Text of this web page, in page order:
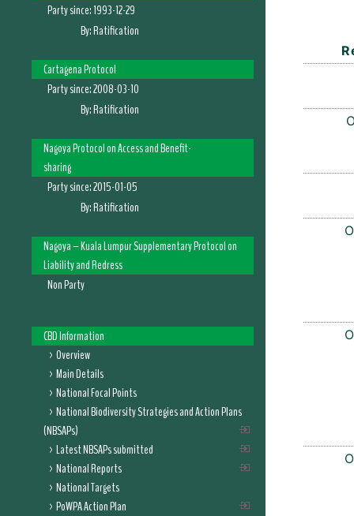
Party since:1993-12-29
By:Ratification
Cartagena Protocol
Party since:2008-03-10
By:Ratification
Nagoya Protocol on Access and Benefit-
sharing
Party since:2015-01-05
By:Ratification
Nagoya – Kuala Lumpur Supplementary Protocol on
Liability and Redress
Non Party
CBD Information
Overview
Main Details
National Focal Points
National Biodiversity Strategies and Action Plans
(NBSAPs)
Latest NBSAPs submitted
National Reports
National Targets
PoWPA Action Plan